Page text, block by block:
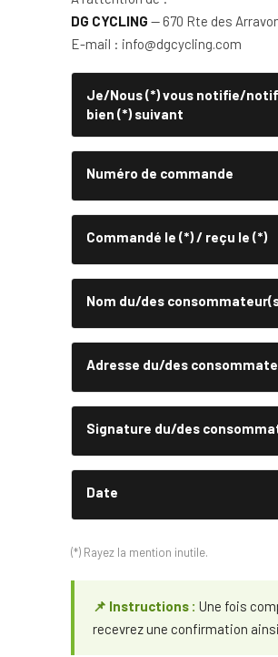
DG CYCLING — 670 Rte des
E-mail : info@dgcycling.com
Je/Nous (*) vous notifie/
bien (*) suivant
Numéro de commande
Commandé le (*) / reçu le (*)
Nom du/des
Adresse du/des
Signature du/des
Date
(*) Rayez la mention inutile.
📌 Instructions : Une fois
recevrez une confirmation